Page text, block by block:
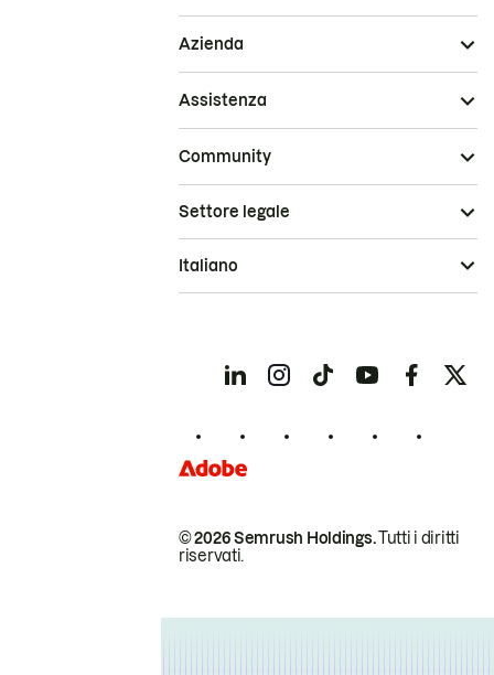
Azienda
Assistenza
Community
© 2026 Semrush Holdings.Tutti i diritti
riservati.
Settore legale
Italiano